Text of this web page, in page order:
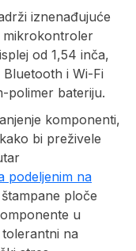
iznenađujuće
mikrokontroler
od 1,54 inča,
i Wi-Fi
polimer bateriju.
komponenti,
bi preživele
podeljenim na
ploče
u
na